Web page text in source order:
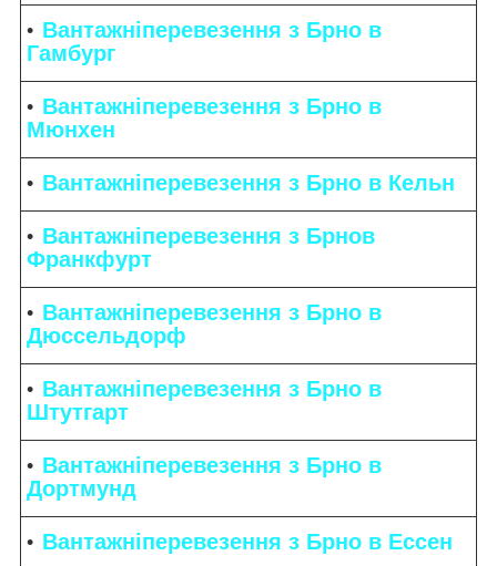
Вантажніперевезення з Брно в
Гамбург
Вантажніперевезення з Брно в
Мюнхен
Вантажніперевезення з Брно в Кельн
Вантажніперевезення з Брнов
Франкфурт
Вантажніперевезення з Брно в
Дюссельдорф
Вантажніперевезення з Брно в
Штутгарт
Вантажніперевезення з Брно в
Дортмунд
Вантажніперевезення з Брно в Ессен